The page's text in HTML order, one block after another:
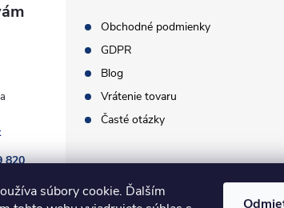
súbory cookie. Ďalším
820
Obchodné podmienky
GDPR
Blog
Vrátenie tovaru
Časté otázky